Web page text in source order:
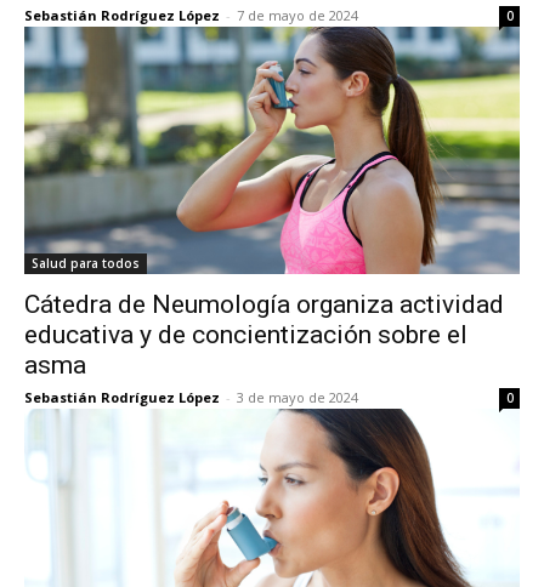
Sebastián Rodríguez López - 7 de mayo de 2024 0
Salud para todos
Cátedra de Neumología organiza actividad
educativa y de concientización sobre el
asma
Sebastián Rodríguez López - 3 de mayo de 2024 0